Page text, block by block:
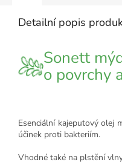
Detailní popis
Sonett
o povrchy
Esenciální kajeputový olej
účinek proti bakteriím.
Vhodné také na plstění